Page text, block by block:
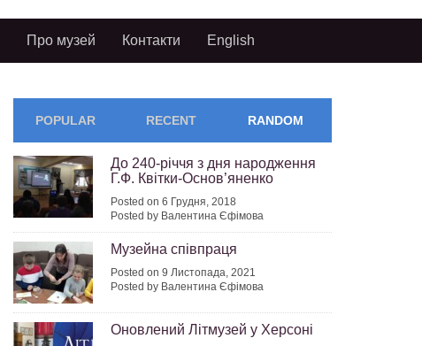
Про музей Контакти English
POPULAR RECENT RANDOM
До 240-річчя з дня народження
Г.Ф. Квітки-Основ’яненко
Posted on 6 Грудня, 2018
Posted by Валентина Єфімова
Музейна співпраця
Posted on 9 Листопада, 2021
Posted by Валентина Єфімова
Оновлений Літмузей у Херсоні